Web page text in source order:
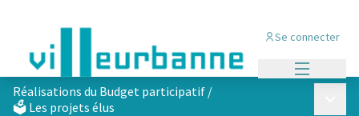
Se connecter
Réalisations du Budget participatif /
🗳️ Les projets élus